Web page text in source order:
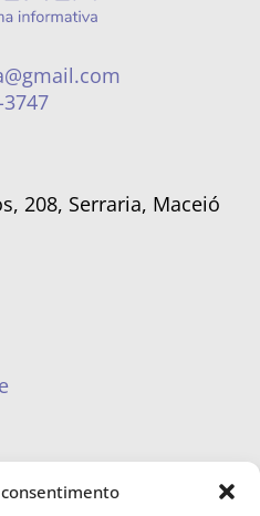
208, Serraria, Maceió